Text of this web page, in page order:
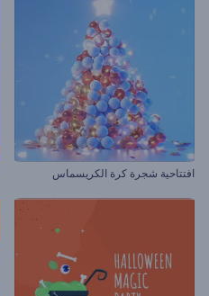
افتتاحية شجرة كرة الكريسماس